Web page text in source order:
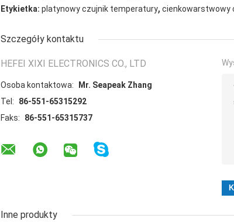
Etykietka: platynowy czujnik temperatury, cienkowarstwowy
Szczegóły kontaktu
HEFEI XIXI ELECTRONICS CO., LTD
Osoba kontaktowa:
Mr. Seapeak Zhang
Tel:
86-551-65315292
Faks:
86-551-65315737
Inne produkty